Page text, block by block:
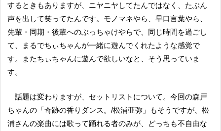
するときもありますが、ニヤニヤしてたんではなく、たぶん
声を出して笑ってたんです。モノマネやら、早口言葉やら、
先輩・同期・後輩へのぶっちゃけやらで、同じ時間を過ごし
て、まるでちぃちゃんが一緒に遊んでくれたような感覚で
す。またちぃちゃんに遊んで欲しいなと、そう思っていま
す。
話題は変わりますが、セットリストについて。今回の森戸
ちゃんの「奇跡の香りダンス。/松浦亜弥」もそうですが、松
浦さんの楽曲には歌って踊れる者のみが、どっちも不自由な